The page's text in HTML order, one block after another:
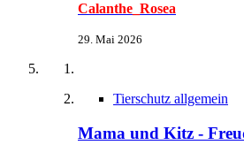
Calanthe_Rosea
29. Mai 2026
Tierschutz allgemein
Mama und Kitz -